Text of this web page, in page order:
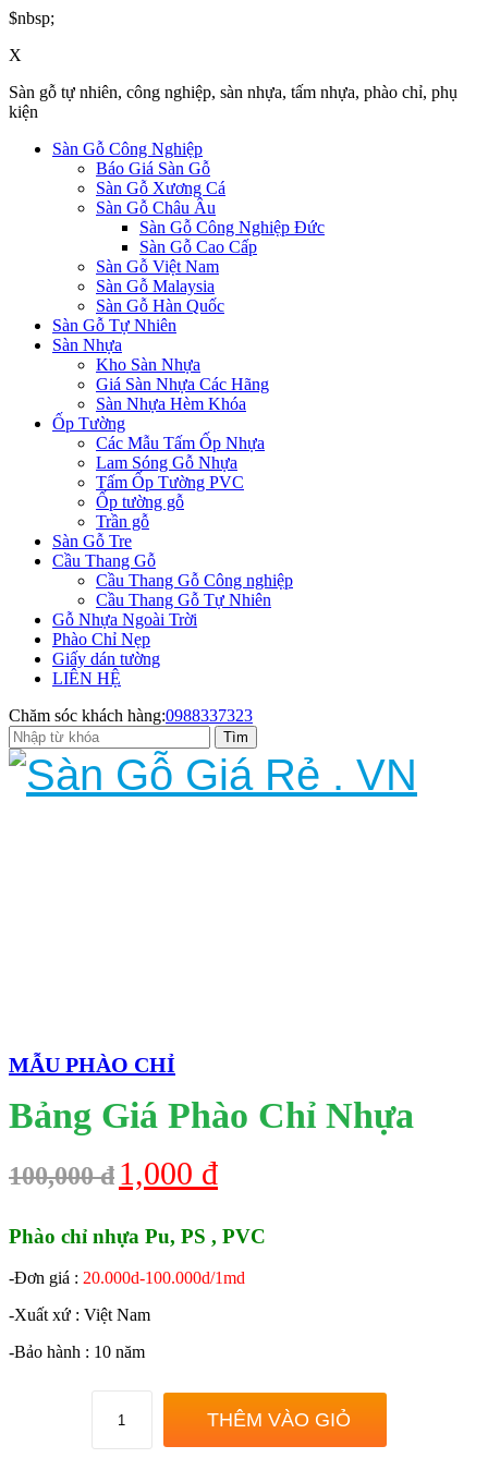
$nbsp;
X
Sàn gỗ tự nhiên, công nghiệp, sàn nhựa, tấm nhựa, phào chỉ, phụ
kiện
Sàn Gỗ Công Nghiệp
Báo Giá Sàn Gỗ
Sàn Gỗ Xương Cá
Sàn Gỗ Châu Âu
Sàn Gỗ Công Nghiệp Đức
Sàn Gỗ Cao Cấp
Sàn Gỗ Việt Nam
Sàn Gỗ Malaysia
Sàn Gỗ Hàn Quốc
Sàn Gỗ Tự Nhiên
Sàn Nhựa
Kho Sàn Nhựa
Giá Sàn Nhựa Các Hãng
Sàn Nhựa Hèm Khóa
Ốp Tường
Các Mẫu Tấm Ốp Nhựa
Lam Sóng Gỗ Nhựa
Tấm Ốp Tường PVC
Ốp tường gỗ
Trần gỗ
Sàn Gỗ Tre
Cầu Thang Gỗ
Cầu Thang Gỗ Công nghiệp
Cầu Thang Gỗ Tự Nhiên
Gỗ Nhựa Ngoài Trời
Phào Chỉ Nẹp
Giấy dán tường
LIÊN HỆ
Chăm sóc khách hàng:0988337323
MẪU PHÀO CHỈ
Bảng Giá Phào Chỉ Nhựa
100,000 đ 1,000 đ
Phào chỉ nhựa Pu, PS , PVC
-Đơn giá : 20.000d-100.000d/1md
-Xuất xứ : Việt Nam
-Bảo hành : 10 năm
THÊM VÀO GIỎ